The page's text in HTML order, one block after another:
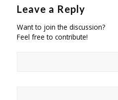
Leave a Reply
Want to join the discussion?
Feel free to contribute!